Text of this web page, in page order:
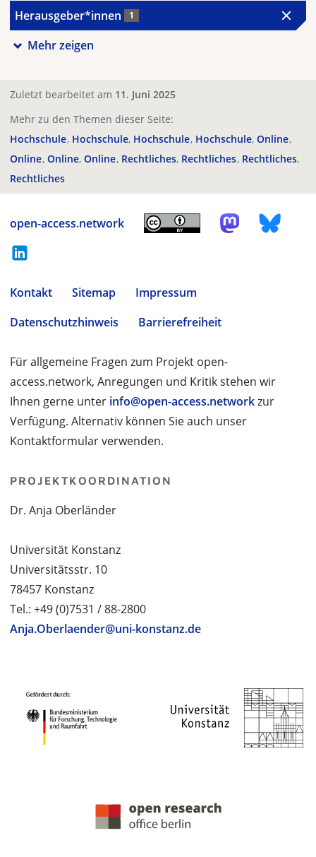
Herausgeber*innen 1
Mehr zeigen
Zuletzt bearbeitet am 11. Juni 2025
Mehr zu den Themen dieser Seite:
Hochschule Hochschule Hochschule Hochschule Online
Online Online Online Rechtliches Rechtliches Rechtliches
Rechtliches
open-access.network
Kontakt Sitemap
Impressum
Datenschutzhinweis
Barrierefreiheit
Für allgemeine Fragen zum Projekt open-
access.network, Anregungen und Kritik stehen wir
Ihnen gerne unter info@open-access.networkzur
Verfügung. Alternativ können Sie auch unser
Kontaktformular verwenden.
PROJEKTKOORDINATION
Dr. Anja Oberländer
Universität Konstanz
Universitätsstr. 10
78457 Konstanz
Tel.: +49 (0)7531 / 88-2800
Anja.Oberlaender@uni-konstanz.de